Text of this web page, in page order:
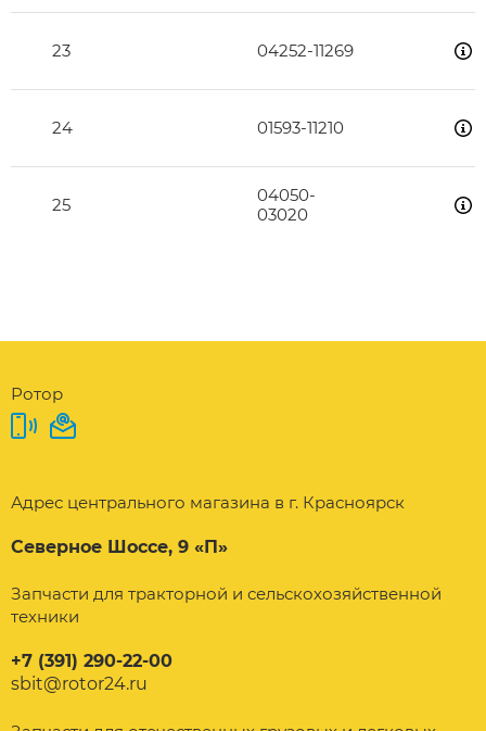
23 04252-11269
24 01593-11210
25
04050-
03020
Ротор
Адрес центрального магазина в г. Красноярск
Северное Шоссе, 9 «П»
Запчасти для тракторной и сельскохозяйственной
техники
+7 (391) 290-22-00
sbit@rotor24.ru